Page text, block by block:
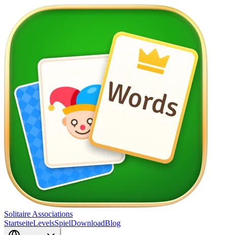
Solitaire Associations
StartseiteLevelsSpielDownloadBlog